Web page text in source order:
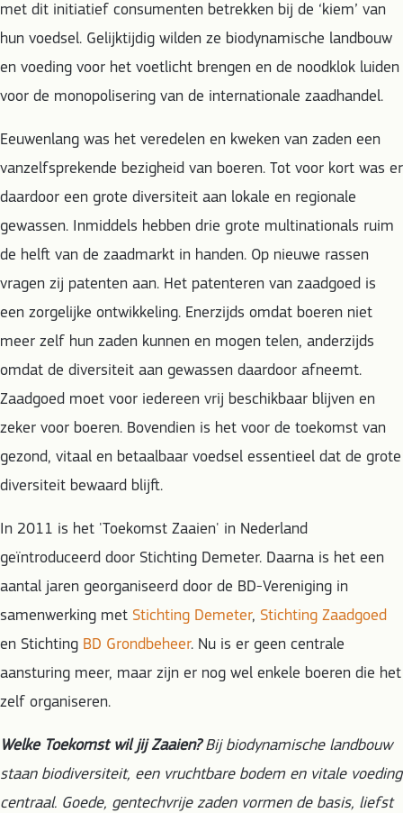
met dit initiatief consumenten betrekken bij de ‘kiem’ van
hun voedsel. Gelijktijdig wilden ze biodynamische landbouw
en voeding voor het voetlicht brengen en de noodklok luiden
voor de monopolisering van de internationale zaadhandel.
Eeuwenlang was het veredelen en kweken van zaden een
vanzelfsprekende bezigheid van boeren. Tot voor kort was er
daardoor een grote diversiteit aan lokale en regionale
gewassen. Inmiddels hebben drie grote multinationals ruim
de helft van de zaadmarkt in handen. Op nieuwe rassen
vragen zij patenten aan. Het patenteren van zaadgoed is
een zorgelijke ontwikkeling. Enerzijds omdat boeren niet
meer zelf hun zaden kunnen en mogen telen, anderzijds
omdat de diversiteit aan gewassen daardoor afneemt.
Zaadgoed moet voor iedereen vrij beschikbaar blijven en
zeker voor boeren. Bovendien is het voor de toekomst van
gezond, vitaal en betaalbaar voedsel essentieel dat de grote
diversiteit bewaard blijft.
In 2011 is het 'Toekomst Zaaien' in Nederland
geïntroduceerd door Stichting Demeter. Daarna is het een
aantal jaren georganiseerd door de BD-Vereniging in
samenwerking met Stichting Demeter, Stichting Zaadgoed
en Stichting BD Grondbeheer. Nu is er geen centrale
aansturing meer, maar zijn er nog wel enkele boeren die het
zelf organiseren.
Welke Toekomst wil jij Zaaien?Bij biodynamische landbouw
staan biodiversiteit, een vruchtbare bodem en vitale voeding
centraal. Goede, gentechvrije zaden vormen de basis, liefst